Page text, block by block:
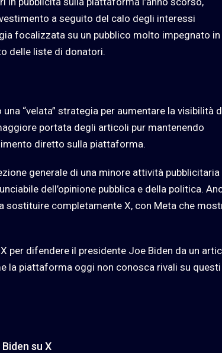
a seguito del calo degli interessi
focalizzata su un pubblico molto impegnato in
delle liste di donatori.
“velata” strategia per aumentare la visibilità
portata degli articoli pur mantenendo
diretto sulla piattaforma.
generale di una minore attività pubblicitaria
dell’opinione pubblica e della politica.
sostituire completamente X, con Meta che
per difendere il presidente Joe Biden da un
la piattaforma oggi non conosca rivali su questi
su X